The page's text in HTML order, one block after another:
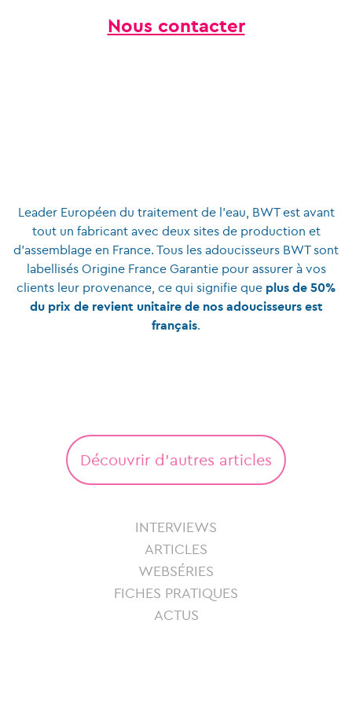
Nous contacter
Leader Européen du traitement de l’eau, BWT est avant
tout un fabricant avec deux sites de production et
d’assemblage en France. Tous les adoucisseurs BWT sont
labellisés Origine France Garantie pour assurer à vos
clients leur provenance, ce qui signifie que plus de 50%
du prix de revient unitaire de nos adoucisseurs est
français.
Découvrir d'autres articles
INTERVIEWS
ARTICLES
WEBSÉRIES
FICHES PRATIQUES
ACTUS